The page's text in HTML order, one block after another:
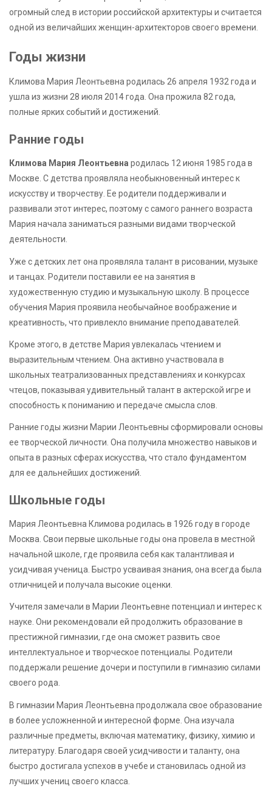
огромный след в истории российской архитектуры и считается
одной из величайших женщин-архитекторов своего времени.
Годы жизни
Климова Мария Леонтьевна родилась 26 апреля 1932 года и
ушла из жизни 28 июля 2014 года. Она прожила 82 года,
полные ярких событий и достижений.
Ранние годы
Климова Мария Леонтьевна родилась 12 июня 1985 года в
Москве. С детства проявляла необыкновенный интерес к
искусству и творчеству. Ее родители поддерживали и
развивали этот интерес, поэтому с самого раннего возраста
Мария начала заниматься разными видами творческой
деятельности.
Уже с детских лет она проявляла талант в рисовании, музыке
и танцах. Родители поставили ее на занятия в
художественную студию и музыкальную школу. В процессе
обучения Мария проявила необычайное воображение и
креативность, что привлекло внимание преподавателей.
Кроме этого, в детстве Мария увлекалась чтением и
выразительным чтением. Она активно участвовала в
школьных театрализованных представлениях и конкурсах
чтецов, показывая удивительный талант в актерской игре и
способность к пониманию и передаче смысла слов.
Ранние годы жизни Марии Леонтьевны сформировали основы
ее творческой личности. Она получила множество навыков и
опыта в разных сферах искусства, что стало фундаментом
для ее дальнейших достижений.
Школьные годы
Мария Леонтьевна Климова родилась в 1926 году в городе
Москва. Свои первые школьные годы она провела в местной
начальной школе, где проявила себя как талантливая и
усидчивая ученица. Быстро усваивая знания, она всегда была
отличницей и получала высокие оценки.
Учителя замечали в Марии Леонтьевне потенциал и интерес к
науке. Они рекомендовали ей продолжить образование в
престижной гимназии, где она сможет развить свое
интеллектуальное и творческое потенциалы. Родители
поддержали решение дочери и поступили в гимназию силами
своего рода.
В гимназии Мария Леонтьевна продолжала свое образование
в более усложненной и интересной форме. Она изучала
различные предметы, включая математику, физику, химию и
литературу. Благодаря своей усидчивости и таланту, она
быстро достигала успехов в учебе и становилась одной из
лучших учениц своего класса.